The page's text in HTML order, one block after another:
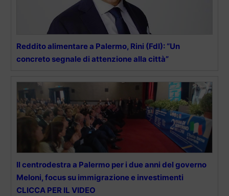
Reddito alimentare a Palermo, Rini (FdI): “Un
concreto segnale di attenzione alla città”
Il centrodestra a Palermo per i due anni del governo
Meloni, focus su immigrazione e investimenti
CLICCA PER IL VIDEO